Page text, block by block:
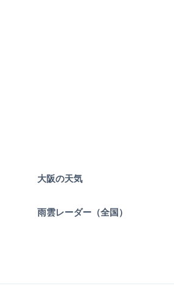
大阪の天気
雨雲レーダー（全国）